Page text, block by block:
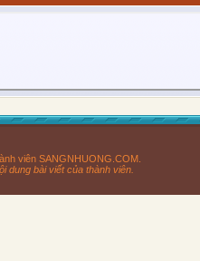
viên SANGNHUONG.COM.
dung bài viết của thành viên.